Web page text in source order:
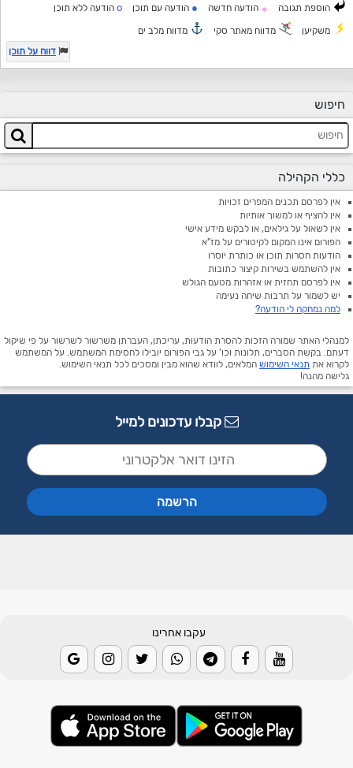
הוספת תגובה ☼ הודעה חדשה ● הודעה עם תוכן o הודעה ללא תוכן
משקיען מדווח מאתר סקי
מדווח מלב ים
דווח על תוכן
חיפוש
כללי הקהילה
אין לפרסם תכנים המפרים זכויות
אין להציף או למשוך אותיות
אין לשאול על גילאים, או לבקש מידע אישי
הפורום אינו המקום לקיטורים על מז"א
הודעות חסרות תוכן או כותרת יוסרו
אין להשתמש בשירות קיצור כתובות
אין לפרסם תחזית או אזהרות מטעם הגולש
יש לשמור על תרבות שיחה נעימה
למה נמחקה לי הודעה?
למנהלי האתר שמורה הזכות להסרת הודעות, עריכתן, העברתן משרשור לשרשור על פי שיקול
דעתם. בקשת הסברים, תלונות וכו' על גבי הפורום יובילו לחסימת המשתמש. על המשתמש
לקרוא את תנאי השימוש המלאים, לוודא שהוא מבין ומסכים לכל תנאי השימוש.
גלישה מהנה!
קבלו עדכונים למייל
עקבו אחרינו